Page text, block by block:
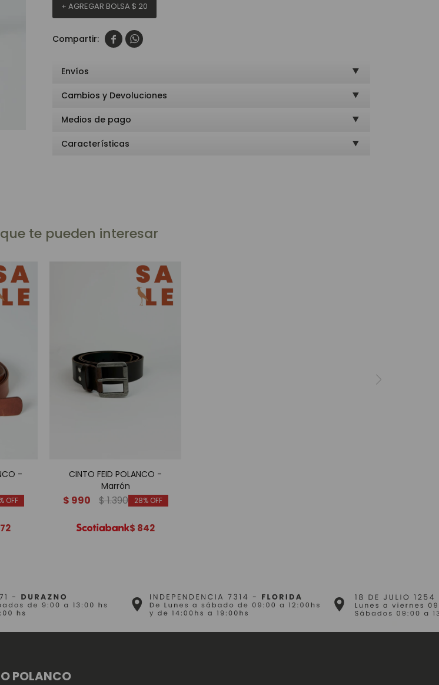
+ AGREGAR BOLSA $ 20
 
Envíos
Cambios y Devoluciones
Medios de pago
Características
te pueden interesar
-
CINTO FEID POLANCO -
Marrón
$ 990 $1.390 28
$ 842
POLANCO